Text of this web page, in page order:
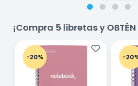
¡Compra 5 libretas y OBTÉN
-20% -